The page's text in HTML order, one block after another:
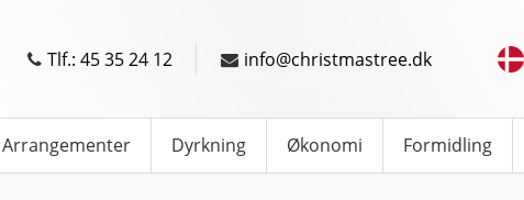
Tlf.: 45 35 24 12 info@christmastree.dk
Arrangementer Dyrkning Økonomi Formidling